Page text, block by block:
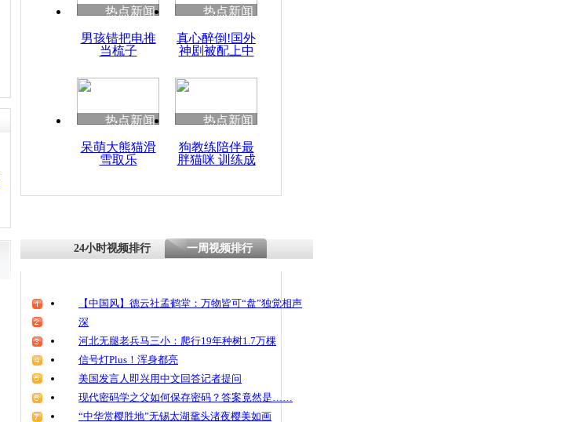
热点新闻
男孩错把电推
当梳子
热点新闻
真心醉倒!国外
神剧被配上中
热点新闻
呆萌大熊猫滑
雪取乐
热点新闻
狗教练陪伴最
胖猫咪 训练成
24小时视频排行 一周视频排行
【中国风】德云社孟鹤堂：万物皆可“盘”独觉相声
深
河北无腿老兵马三小：爬行19年种树1.7万棵
信号灯Plus！浑身都亮
美国发言人即兴用中文回答记者提问
现代密码学之父如何保存密码？答案竟然是……
“中华赏樱胜地”无锡太湖鼋头渚夜樱美如画